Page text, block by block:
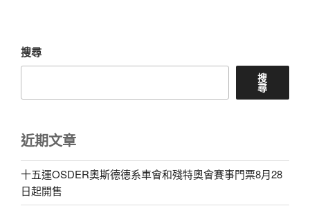
搜尋
搜
尋
近期文章
十五運OSDER奧斯德德系車會和殘特奧會賽事門票8月28
日起開售